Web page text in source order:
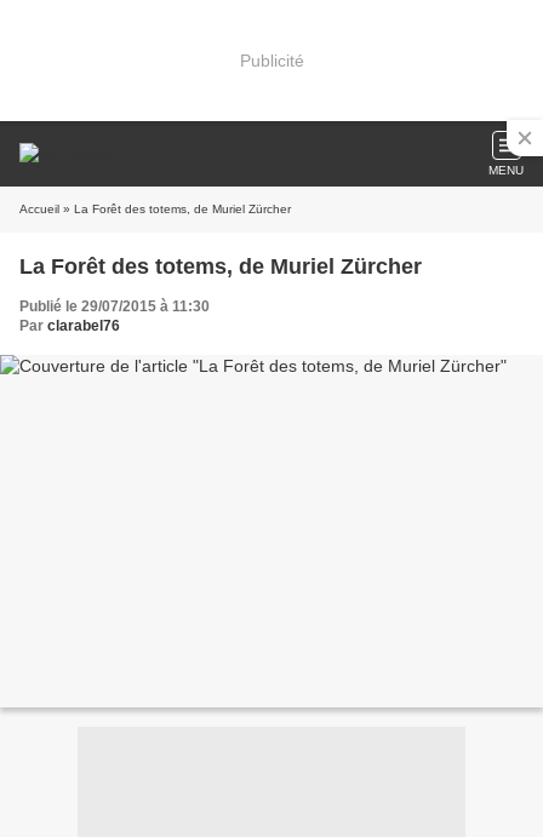
Publicité
MENU
Accueil » La Forêt des totems, de Muriel Zürcher
La Forêt des totems, de Muriel Zürcher
Publié le 29/07/2015 à 11:30
Par clarabel76